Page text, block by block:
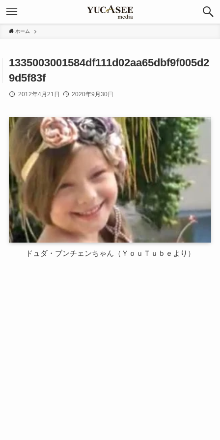
ホーム
1335003001584df111d02aa65dbf9f005d2
9d5f83f
2012年4月21日 2020年9月30日
ドュダ・ブンチェンちゃん（ＹｏｕＴｕｂｅより）